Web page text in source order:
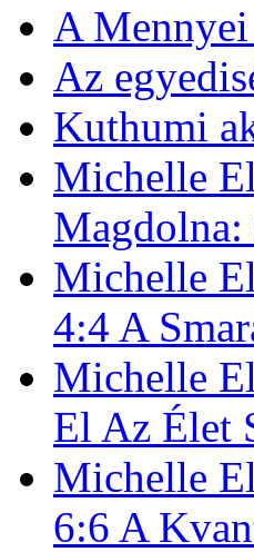
A Mennyei
Az
Kuthumi
Michelle
Michelle
4:4 A
Michelle
El Az Élet
Michelle
6:6 A